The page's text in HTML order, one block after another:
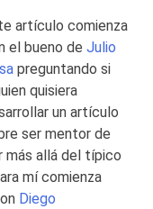
artículo comienza
el bueno deJulio
preguntando si
quisiera
un artículo
ser mentor de
más allá del típico
mí comienza
Diego